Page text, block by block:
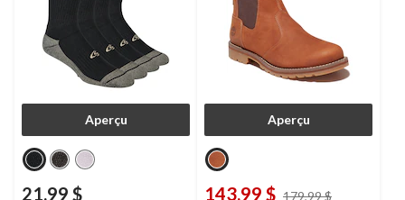
Aperçu
21,99 $
Aperçu
143,99 $ 179,99 $